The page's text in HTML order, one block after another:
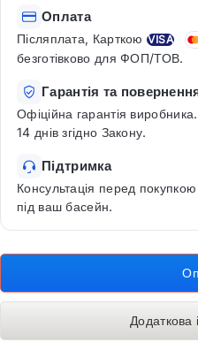
Оплата
Післяплата, Карткою VISA
безготівково для ФОП/ТОВ.
Гарантія та
Офіційна гарантія
14 днів згідно Закону.
Підтримка
Консультація перед покупкою
під ваш басейн.
Додаткова